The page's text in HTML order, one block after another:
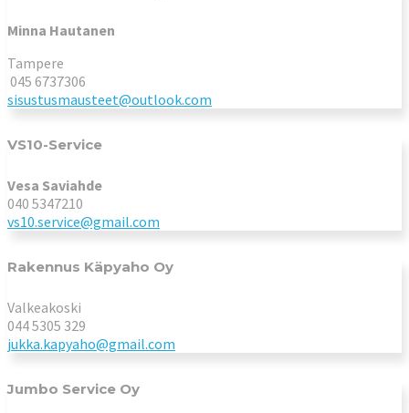
Minna Hautanen
Tampere
045 6737306
sisustusmausteet@outlook.com
VS10-Service
Vesa Saviahde
040 5347210
vs10.service@gmail.com
Rakennus Käpyaho Oy
Valkeakoski
044 5305 329
jukka.kapyaho@gmail.com
Jumbo Service Oy